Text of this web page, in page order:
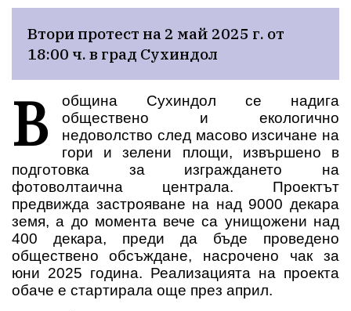
Втори протест на 2 май 2025 г. от
18:00 ч. в град Сухиндол
В
община Сухиндол се надига
обществено и екологично
недоволство след масово изсичане на
гори и зелени площи, извършено в
подготовка за изграждането на
фотоволтаична централа. Проектът
предвижда застрояване на над 9000 декара
земя, а до момента вече са унищожени над
400 декара, преди да бъде проведено
обществено обсъждане, насрочено чак за
юни 2025 година. Реализацията на проекта
обаче е стартирала още през април.